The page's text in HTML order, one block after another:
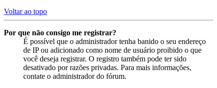
Voltar ao topo
Por que não consigo me registrar?
É possível que o administrador tenha banido o seu endereço
de IP ou adicionado como nome de usuário proibido o que
você deseja registrar. O registro também pode ter sido
desativado por razões privadas. Para mais informações,
contate o administrador do fórum.